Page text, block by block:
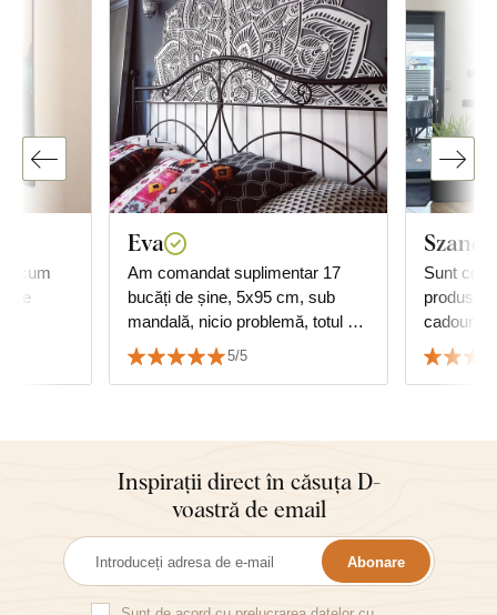
cum
Eva
Am comandat suplimentar 17
bucăți de șine, 5x95 cm, sub
mandală, nicio problemă, totul ok,
mulțumesc și recomand cu
căldură.
5/5
Sunt
produs. Îți mulțumesc pentru
Inspirații direct în căsuța D-
voastră de email
Abonare